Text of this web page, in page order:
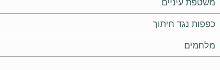
משטפת עיניים
כפפות נגד חיתוך
מלחמים